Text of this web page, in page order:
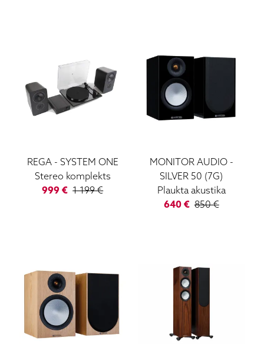
REGA- SYSTEM ONE
Stereo komplekts
999 € 1 199€
MONITOR AUDIO-
SILVER 50 (7G)
Plaukta akustika
640€ 850€